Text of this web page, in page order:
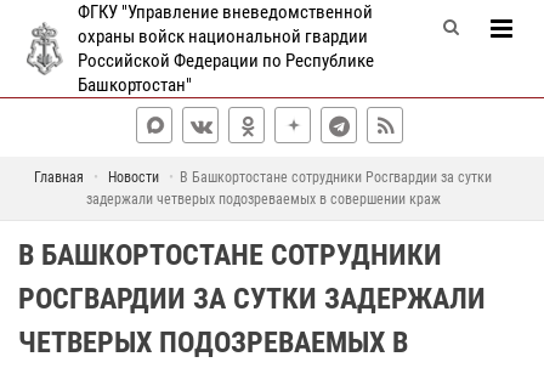
ФГКУ "Управление вневедомственной
охраны войск национальной гвардии
Российской Федерации по Республике
Башкортостан"
Главная Новости
В Башкортостане сотрудники Росгвардии за сутки
задержали четверых подозреваемых в совершении краж
В БАШКОРТОСТАНЕ СОТРУДНИКИ
РОСГВАРДИИ ЗА СУТКИ ЗАДЕРЖАЛИ
ЧЕТВЕРЫХ ПОДОЗРЕВАЕМЫХ В